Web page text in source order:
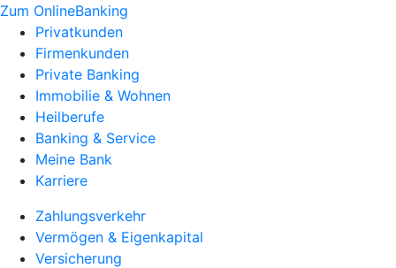
Zum OnlineBanking
Privatkunden
Firmenkunden
Private Banking
Immobilie & Wohnen
Heilberufe
Banking & Service
Meine Bank
Karriere
Zahlungsverkehr
Vermögen & Eigenkapital
Versicherung